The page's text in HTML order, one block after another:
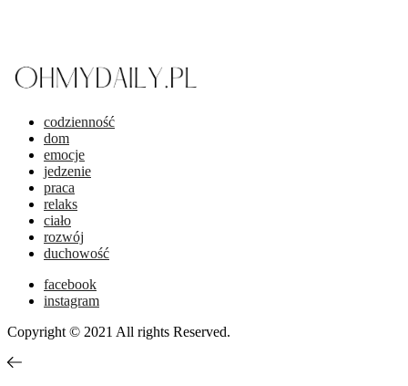
codzienność
dom
emocje
jedzenie
praca
relaks
ciało
rozwój
duchowość
facebook
instagram
Copyright © 2021 All rights Reserved.